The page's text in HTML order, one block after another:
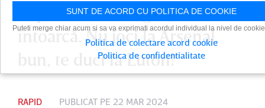
Rapid: ”A făcut o greşeală să se
întoarcă. Nu joci la Arsenal,
bun, te duci la Luton!”
RAPID PUBLICAT PE 22 MAR 2024
SUNT DE ACORD CU POLITICA DE COOKIE
Puteti merge chiar acum si sa va exprimati acordul individual la nivel de
Politica de colectare acord cookie
Politica de confidentialitate